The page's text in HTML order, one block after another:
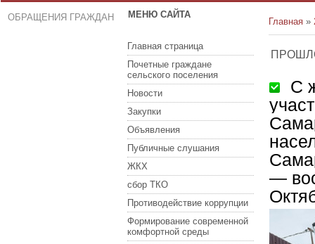
ОБРАЩЕНИЯ ГРАЖДАН МЕНЮ САЙТА
Главная страница
Почетные граждане
сельского поселения
Новости
Закупки
Объявления
Публичные слушания
ЖКХ
сбор ТКО
Противодействие коррупции
Формирование современной
комфортной среды
Главная »
С
—